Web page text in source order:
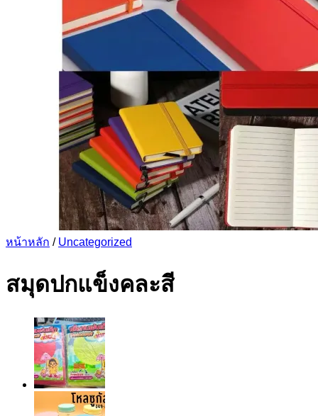
หน้าหลัก / Uncategorized
สมุดปกแข็งคละสี